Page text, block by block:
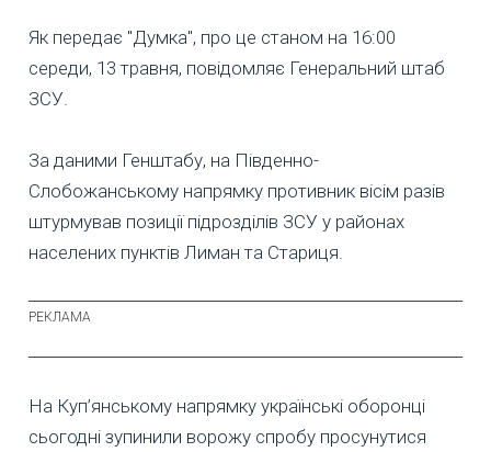
Як передає "Думка", про це станом на 16:00
середи, 13 травня, повідомляє Генеральний штаб
ЗСУ.
За даними Генштабу, на Південно-
Слобожанському напрямку противник вісім разів
штурмував позиції підрозділів ЗСУ у районах
населених пунктів Лиман та Стариця.
На Куп’янському напрямку українські оборонці
сьогодні зупинили ворожу спробу просунутися